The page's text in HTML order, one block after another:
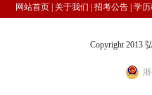
网站首页| 关于我们 招考公告| 学
Copyright 2013